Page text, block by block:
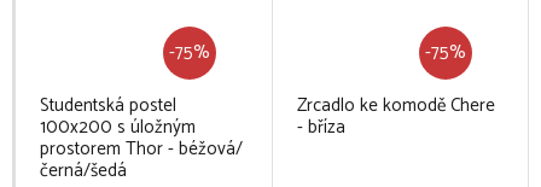
-75%
Studentská postel
100x200 s úložným
prostorem Thor - béžová/
černá/šedá
-75%
Zrcadlo ke komodě Chere
- bříza